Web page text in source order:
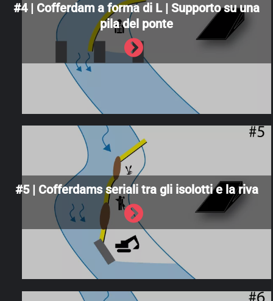
#4 | Cofferdam a forma di L | Supporto su una
pila del ponte
#5 | Cofferdams seriali tra gli isolotti e la riva